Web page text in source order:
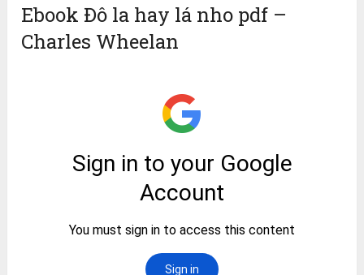
Ebook Đô la hay lá nho pdf –
Charles Wheelan